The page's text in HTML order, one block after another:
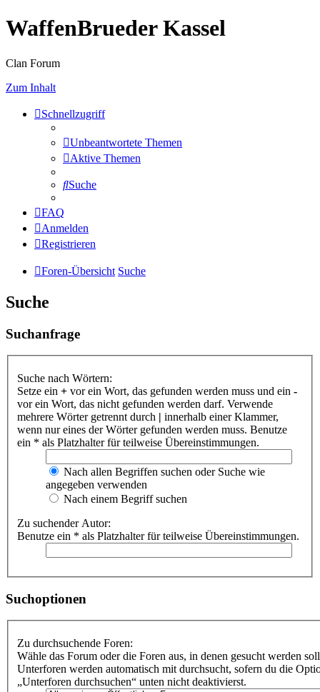
WaffenBrueder Kassel
Clan Forum
Zum Inhalt
Schnellzugriff
Unbeantwortete Themen
Aktive Themen
Suche
FAQ
Anmelden
Registrieren
Foren-Übersicht Suche
Suche
Suchanfrage
Suche nach Wörtern:
Setze ein + vor ein Wort, das gefunden werden muss und ein -
vor ein Wort, das nicht gefunden werden darf. Verwende
mehrere Wörter getrennt durch | innerhalb einer Klammer,
wenn nur eines der Wörter gefunden werden muss. Benutze
ein * als Platzhalter für teilweise Übereinstimmungen.
Nach allen Begriffen suchen oder Suche wie
angegeben verwenden
Nach einem Begriff suchen
Zu suchender Autor:
Benutze ein * als Platzhalter für teilweise Übereinstimmungen.
Suchoptionen
Zu durchsuchende Foren:
Wähle das Forum oder die Foren aus, in denen gesucht werden
Unterforen werden automatisch mit durchsucht, sofern du die
„Unterforen durchsuchen“ unten nicht deaktivierst.